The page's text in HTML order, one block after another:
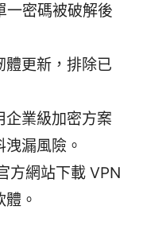
一密碼被破解後
體更新，排除已
企業級加密方案
漏風險。
方網站下載 VPN
。